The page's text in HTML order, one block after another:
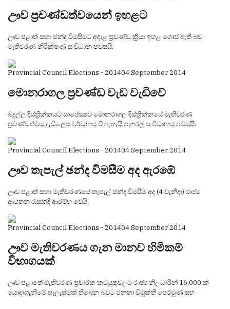
ඌව ප්‍රචණ්ඩත්වයෙන් ඉහළට
ඌව පළාත් සභා ඡන්ද විමසීමට අදාළ ප්‍රචණ්ඩ ක්‍රියා ඉහළ ගොස් ඇති බව
මැතිවරණ නිරික්ෂණ සංවිධාන පවසයි.
Provincial Council Elections - 201404 September 2014
මොනරාගල ප්‍රචණ්‌ඩ වැඩ වැඩිවේ
බදුල්ල දිස්‌ත්‍රික්‌කයට සාපේක්‍ෂව මොනරාගල දිස්‌ත්‍රික්‌කයේ මැතිවරණ
ප්‍රචණ්‌ඩත්වය දැඩිලෙස වර්ධනය වී ඇතැයි පැෆරල් සංවිධානය පවසයි.
Provincial Council Elections - 201404 September 2014
ඌව තැපැල් ඡන්ද විමසීම අද ඇරඹේ
ඌව පළාත් සභා මැතිවරණයේ තැපැල් ඡන්ද විමසීම අද (4 වැනිදා) රාජ්‍ය
ආයතන රැසකදී ආරම්භ වෙයි.
Provincial Council Elections - 201404 September 2014
ඌව මැතිවරණය ගැන මානව හිමිකම්
විභාගයක්
ඌව පළාතේ මැතිවරණ ප්‍රචාරක කටයුතුවලට රාජ්‍ය නිලධාරීන් 16,000 ක්
යොදාගැනීමේ සැලැස්මක් තිබෙන බවට ජනතා විමුක්ති පෙරමුණ සහ